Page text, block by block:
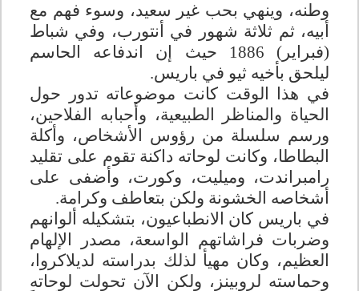
وطنه، وينهي بحب غير سعيد، وسوء فهم مع
أبيه، ثم ثلاثة شهور في أنتورب، وفي شباط
(فبراير) 1886 حيث إن اندفاعه الحاسم
ليلحق بأخيه ثيو في باريس.
في هذا الوقت كانت موضوعاته تدور حول
الحياة والمناظر الطبيعية، وأحبابه الفلاحين،
ورسم سلسلة من رؤوس الأشخاص، وأكلة
البطاطا، وكانت لوحاته داكنة تقوم على تقليد
رامبراندت، وميليت، وكورت، وأضفى على
أشخاصه الخشونة ولكن بتعاطف وكرامة.
في باريس كان الانطباعيون، بتشكيله ألوانهم
وضربات فراشاتهم الواسعة، مصدر الإلهام
العظيم، وكان مهيأ لذلك بدراسته لديلاكروا،
وحماسته لروبينز، ولكن الآن تحولت لوحاته